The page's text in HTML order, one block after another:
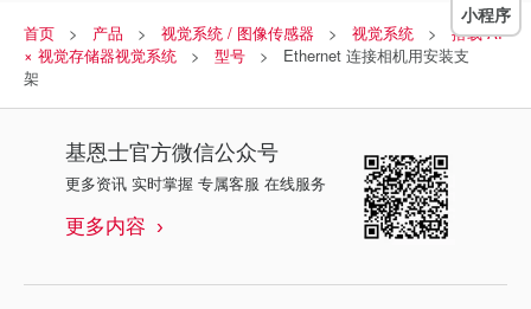
首页 产品 视觉系统 / 图像传感器 视觉系统
搭载 AI
× 视觉存储器视觉系统
型号
Ethernet 连接相机用安装支
架
基恩士官方微信公众号
更多资讯 实时掌握 专属客服 在线服务
更多内容
小程序